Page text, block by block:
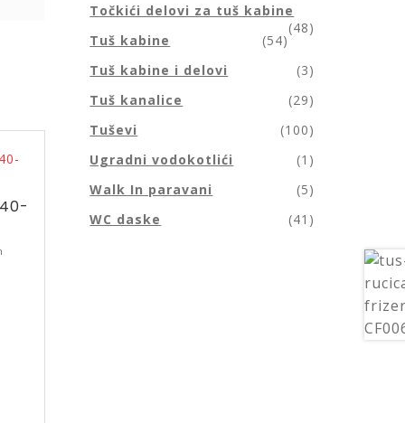
Točkići delovi za tuš kabine
(48)
Tuš kabine
(54)
Tuš kabine i delovi
(3)
Tuš kanalice
(29)
Tuševi
(100)
Ugradni vodokotlići
(1)
Walk In paravani
(5)
WC daske
(41)